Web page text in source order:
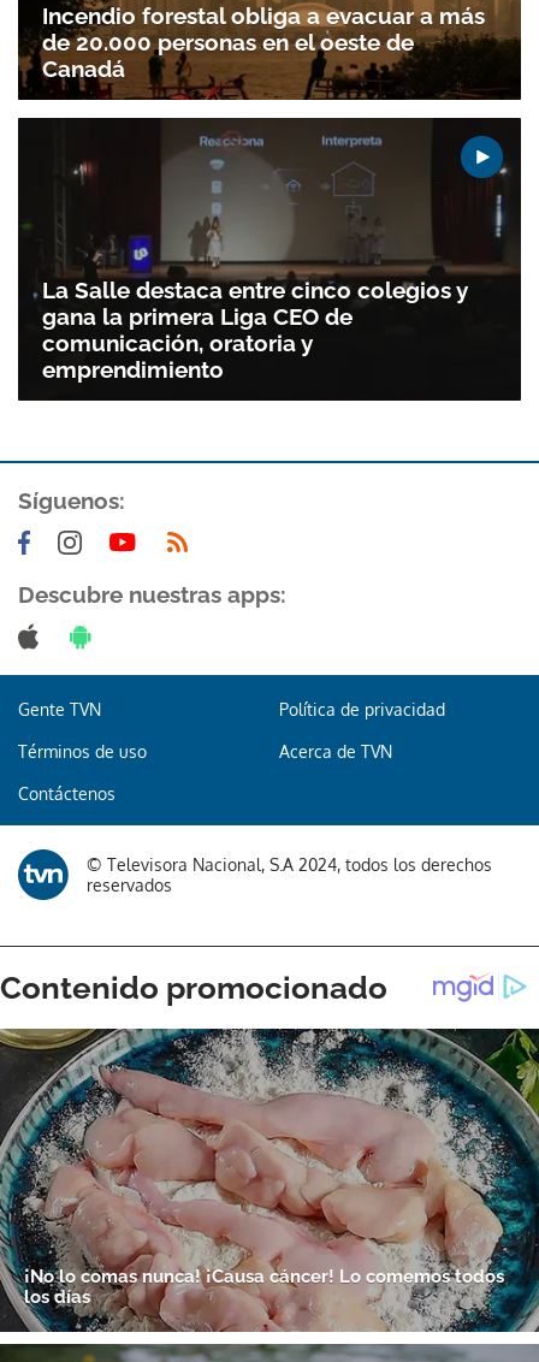
Gracias por suscribirte a nuestro boletín.
ACEPTAR
Incendio forestal obliga a evacuar a más
de 20.000 personas en el oeste de
Canadá
La Salle destaca entre cinco colegios y
gana la primera Liga CEO de
comunicación, oratoria y
emprendimiento
Síguenos:
Descubre nuestras apps:
Gente TVN Política de privacidad
Términos de uso Acerca de TVN
Contáctenos
© Televisora Nacional, S.A 2024, todos los derechos
reservados